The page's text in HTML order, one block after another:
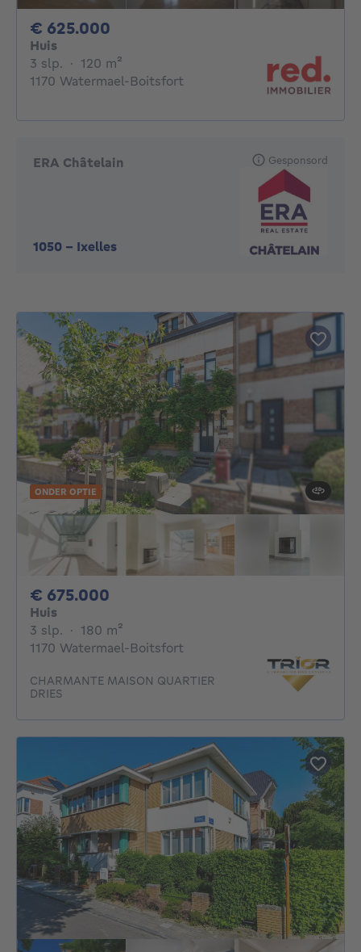
€ 625.000
Huis
3 slp. 3 slaapkamers
· 120 m²
1170 Watermael-Boitsfort
ERA Châtelain
1050 - Ixelles
Gesponsord
ONDER OPTIE
€ 675.000
Huis
3 slp. 3 slaapkamers
· 180 m²
1170 Watermael-Boitsfort
CHARMANTE MAISON QUARTIER
DRIES